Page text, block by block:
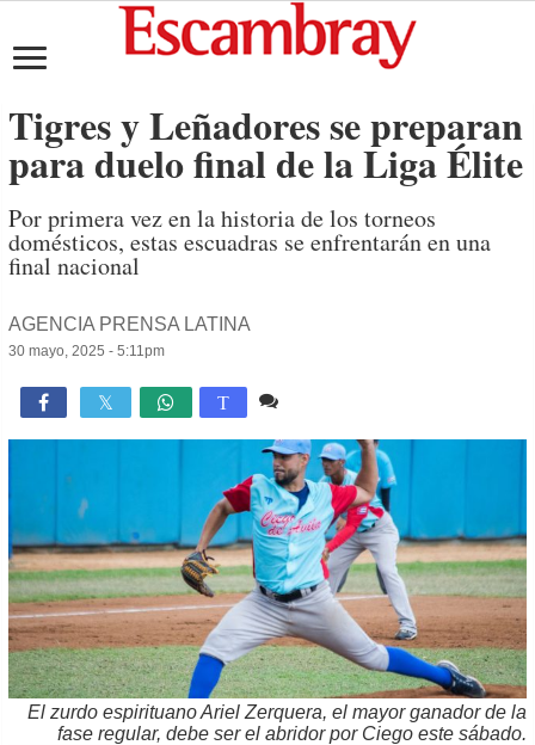
Tigres y Leñadores se preparan
para duelo final de la Liga Élite
Por primera vez en la historia de los torneos
domésticos, estas escuadras se enfrentarán en una
final nacional
AGENCIA PRENSA LATINA
30 mayo, 2025 - 5:11pm
 T
El zurdo espirituano Ariel Zerquera, el mayor ganador de la
fase regular, debe ser el abridor por Ciego este sábado.